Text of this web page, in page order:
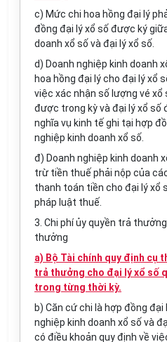
c) Mức chi hoa hồng đại lý
đồng đại lý xổ số được ký
doanh xổ số và đại lý xổ số.
d) Doanh nghiệp kinh doanh
hoa hồng đại lý cho đại lý xổ
việc xác nhận số lượng vé
được trong kỳ và đại lý xổ số
nghĩa vụ kinh tế ghi tại hợp
nghiệp kinh doanh xổ số.
đ) Doanh nghiệp kinh doanh
trừ tiền thuế phải nộp của
thanh toán tiền cho đại lý xổ s
pháp luật thuế.
3. Chi phí ủy quyền trả
thưởng
a) Bộ Tài chính quy định cụ
trả thưởng cho đại lý xổ số
trong từng thời kỳ.
b) Căn cứ chi là hợp đồng đại
nghiệp kinh doanh xổ số và
có điều khoản quy định về